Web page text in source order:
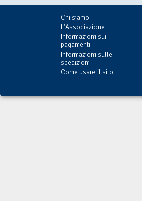
Chi siamo
L'Associazione
Informazioni sui
pagamenti
Informazioni sulle
spedizioni
Come usare il sito